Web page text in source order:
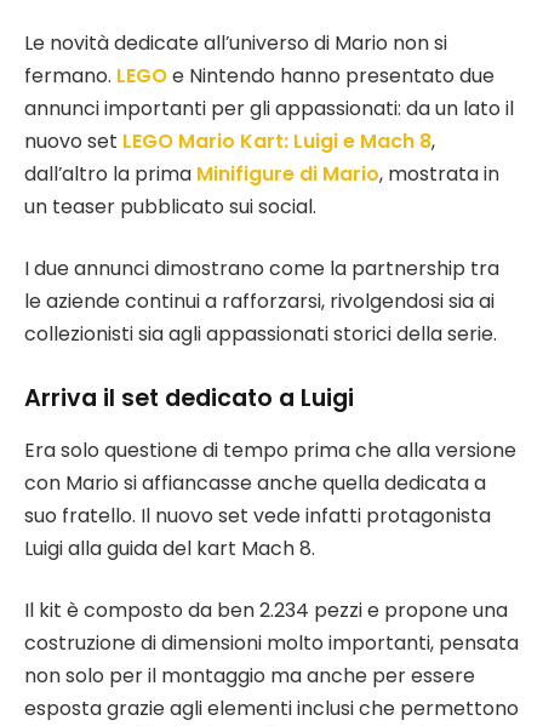
Le novità dedicate all’universo di Mario non si
fermano. LEGOe Nintendo hanno presentato due
annunci importanti per gli appassionati: da un lato il
nuovo set LEGO Mario Kart: Luigi e Mach 8,
dall’altro la prima Minifigure di Mario, mostrata in
un teaser pubblicato sui social.
I due annunci dimostrano come la partnership tra
le aziende continui a rafforzarsi, rivolgendosi sia ai
collezionisti sia agli appassionati storici della serie.
Arriva il set dedicato a Luigi
Era solo questione di tempo prima che alla versione
con Mario si affiancasse anche quella dedicata a
suo fratello. Il nuovo set vede infatti protagonista
Luigi alla guida del kart Mach 8.
Il kit è composto da ben 2.234 pezzi e propone una
costruzione di dimensioni molto importanti, pensata
non solo per il montaggio ma anche per essere
esposta grazie agli elementi inclusi che permettono